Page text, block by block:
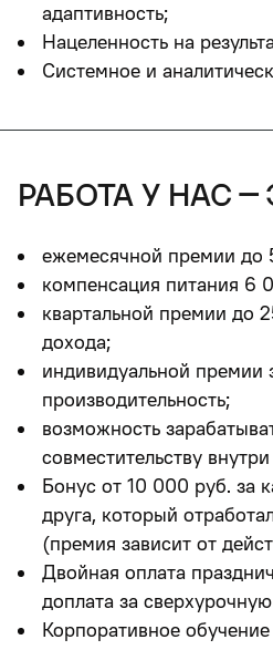
адаптивность;
Нацеленность на
Системное и
работа у нас –
ежемесячной премии до
компенсация питания 6
квартальной премии до
дохода;
индивидуальной премии
производительность;
возможность
совместительству
Бонус от 10 000 руб. за
друга, который
(премия зависит от
Двойная оплата
доплата за
Корпоративное